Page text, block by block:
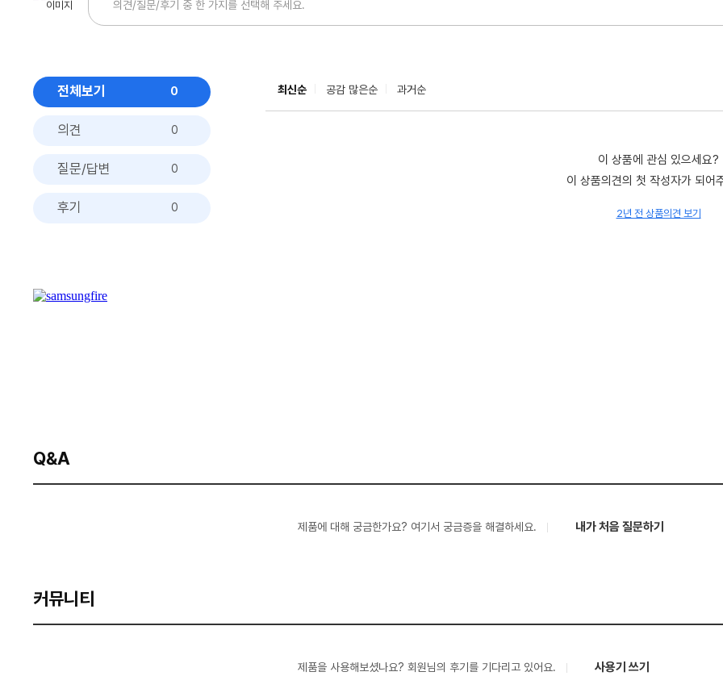
전체보기 0
의견 0
질문/답변 0
후기 0
최신순 공감 많은순 과거순
이 상품에 관심 있으세요?
이 상품의견의 첫 작성자가 되어
2년 전 상품의견 보기
Q&A
제품에 대해 궁금한가요? 여기서 궁금증을 해결하세요. 내가 처음 질문하기
커뮤니티
제품을 사용해보셨나요? 회원님의 후기를 기다리고 있어요. 사용기 쓰기